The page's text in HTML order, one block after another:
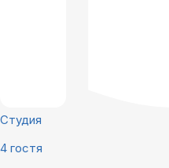
Студия
4 гостя